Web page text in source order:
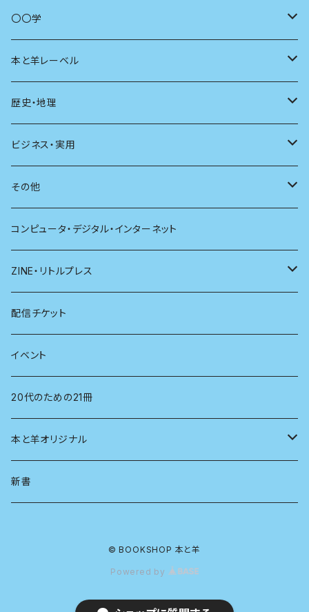
商いとは
母の友
ユリイカ
現代思想
新潮
別冊太陽
〇〇学
動物
自然
科学
社会
哲学
医学
看護学
心理学
経営学
言語学
法律
人類学
本と羊レーベル
電子版（EPub）
電子版（PDF）
歴史・地理
歴史
地理
ビジネス・実用
雷鳥社辞典シリーズ
その他
珈琲
雑貨
コンピュータ・デジタル・インターネット
ZINE・リトルプレス
電子版（EPub）
電子版（PDF）
配信チケット
イベント
20代のための21冊
本と羊オリジナル
アロマスプレー
新書
© BOOKSHOP 本と羊
Powered by